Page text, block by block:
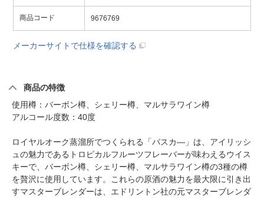
商品コード 9676769
メーカーサイトで仕様を確認する
商品の特徴
使用樽：バーボン樽、シェリー樽、マルサラワイン樽
アルコール度数：40度
ロイヤルオーク蒸溜所でつくられる「バスカ―」は、アイリッシ
ュの魅力であるトロピカルフルーツフレーバーが味わえるウイス
キーで、バーボン樽、シェリー樽、マルサラワイン樽の3種の樽
を贅沢に使用しています。これらの原酒の魅力を最大限に引き出
すマスターブレンダーは、エドリントン社の元マスターブレンダ